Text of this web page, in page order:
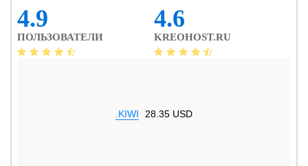
4.9
ПОЛЬЗОВАТЕЛИ
4.6
KREOHOST.RU
.KIWI 28.35 USD